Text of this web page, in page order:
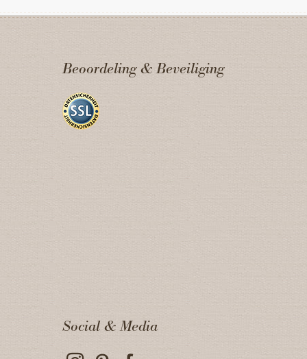
Beoordeling & Beveiliging
Social & Media